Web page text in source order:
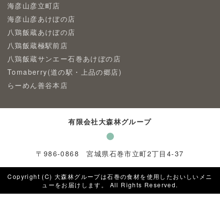
海彦山彦立町店
海彦山彦あけぼの店
八鶏飯蔵あけぼの店
八鶏飯蔵極駅前店
八鶏飯蔵サンエー石巻あけぼの店
Tomaberry(道の駅・上品の郷店)
らーめん善谷本店
有限会社大森林グループ
〒 986-0868 宮城県石巻市立町2丁目4-37
Copyright (C) 大森林グループは石巻の食材を使用したおいしいメニ
ューをお届けします。 All Rights Reserved.